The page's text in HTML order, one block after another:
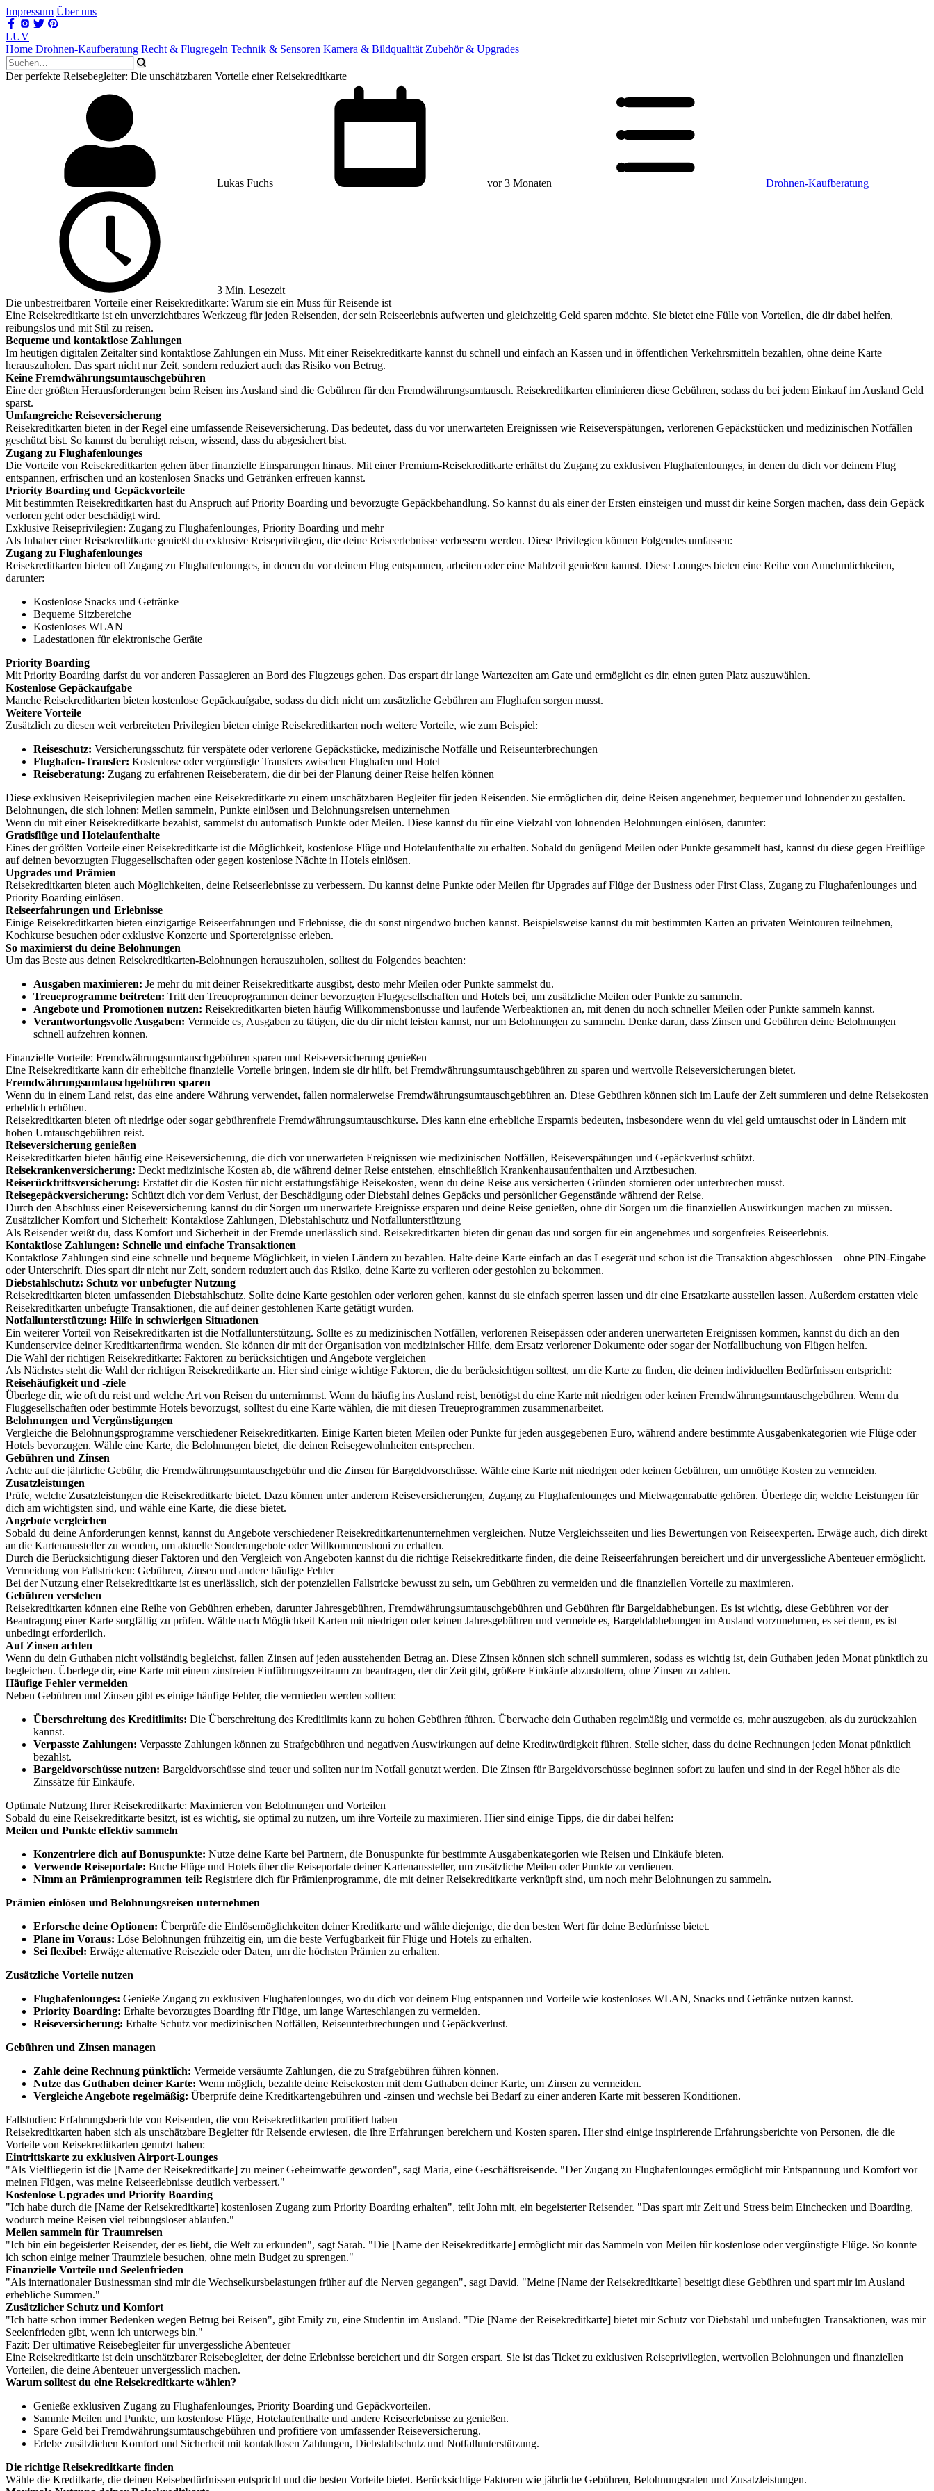
Impressum Über uns
LUV
Home Drohnen-Kaufberatung Recht & Flugregeln Technik & Sensoren Kamera & Bildqualität Zubehör & Upgrades
Der perfekte Reisebegleiter: Die unschätzbaren Vorteile einer Reisekreditkarte
Lukas Fuchs vor 3 Monaten Drohnen-Kaufberatung
3 Min. Lesezeit
Die unbestreitbaren Vorteile einer Reisekreditkarte: Warum sie ein Muss für Reisende ist
Eine Reisekreditkarte ist ein unverzichtbares Werkzeug für jeden Reisenden, der sein Reiseerlebnis aufwerten und gleichzeitig Geld sparen möchte. Sie bietet eine Fülle von Vorteilen, die dir dabei helfen,
reibungslos und mit Stil zu reisen.
Bequeme und kontaktlose Zahlungen
Im heutigen digitalen Zeitalter sind kontaktlose Zahlungen ein Muss. Mit einer Reisekreditkarte kannst du schnell und einfach an Kassen und in öffentlichen Verkehrsmitteln bezahlen, ohne deine Karte
herauszuholen. Das spart nicht nur Zeit, sondern reduziert auch das Risiko von Betrug.
Keine Fremdwährungsumtauschgebühren
Eine der größten Herausforderungen beim Reisen ins Ausland sind die Gebühren für den Fremdwährungsumtausch. Reisekreditkarten eliminieren diese Gebühren, sodass du bei jedem Einkauf im Ausland Geld
sparst.
Umfangreiche Reiseversicherung
Reisekreditkarten bieten in der Regel eine umfassende Reiseversicherung. Das bedeutet, dass du vor unerwarteten Ereignissen wie Reiseverspätungen, verlorenen Gepäckstücken und medizinischen Notfällen
geschützt bist. So kannst du beruhigt reisen, wissend, dass du abgesichert bist.
Zugang zu Flughafenlounges
Die Vorteile von Reisekreditkarten gehen über finanzielle Einsparungen hinaus. Mit einer Premium-Reisekreditkarte erhältst du Zugang zu exklusiven Flughafenlounges, in denen du dich vor deinem Flug
entspannen, erfrischen und an kostenlosen Snacks und Getränken erfreuen kannst.
Priority Boarding und Gepäckvorteile
Mit bestimmten Reisekreditkarten hast du Anspruch auf Priority Boarding und bevorzugte Gepäckbehandlung. So kannst du als einer der Ersten einsteigen und musst dir keine Sorgen machen, dass dein Gepäck
verloren geht oder beschädigt wird.
Exklusive Reiseprivilegien: Zugang zu Flughafenlounges, Priority Boarding und mehr
Als Inhaber einer Reisekreditkarte genießt du exklusive Reiseprivilegien, die deine Reiseerlebnisse verbessern werden. Diese Privilegien können Folgendes umfassen:
Zugang zu Flughafenlounges
Reisekreditkarten bieten oft Zugang zu Flughafenlounges, in denen du vor deinem Flug entspannen, arbeiten oder eine Mahlzeit genießen kannst. Diese Lounges bieten eine Reihe von Annehmlichkeiten,
darunter:
Kostenlose Snacks und Getränke
Bequeme Sitzbereiche
Kostenloses WLAN
Ladestationen für elektronische Geräte
Priority Boarding
Mit Priority Boarding darfst du vor anderen Passagieren an Bord des Flugzeugs gehen. Das erspart dir lange Wartezeiten am Gate und ermöglicht es dir, einen guten Platz auszuwählen.
Kostenlose Gepäckaufgabe
Manche Reisekreditkarten bieten kostenlose Gepäckaufgabe, sodass du dich nicht um zusätzliche Gebühren am Flughafen sorgen musst.
Weitere Vorteile
Zusätzlich zu diesen weit verbreiteten Privilegien bieten einige Reisekreditkarten noch weitere Vorteile, wie zum Beispiel:
Reiseschutz: Versicherungsschutz für verspätete oder verlorene Gepäckstücke, medizinische Notfälle und Reiseunterbrechungen
Flughafen-Transfer: Kostenlose oder vergünstigte Transfers zwischen Flughafen und Hotel
Reiseberatung: Zugang zu erfahrenen Reiseberatern, die dir bei der Planung deiner Reise helfen können
Diese exklusiven Reiseprivilegien machen eine Reisekreditkarte zu einem unschätzbaren Begleiter für jeden Reisenden. Sie ermöglichen dir, deine Reisen angenehmer, bequemer und lohnender zu gestalten.
Belohnungen, die sich lohnen: Meilen sammeln, Punkte einlösen und Belohnungsreisen unternehmen
Wenn du mit einer Reisekreditkarte bezahlst, sammelst du automatisch Punkte oder Meilen. Diese kannst du für eine Vielzahl von lohnenden Belohnungen einlösen, darunter:
Gratisflüge und Hotelaufenthalte
Eines der größten Vorteile einer Reisekreditkarte ist die Möglichkeit, kostenlose Flüge und Hotelaufenthalte zu erhalten. Sobald du genügend Meilen oder Punkte gesammelt hast, kannst du diese gegen Freiflüge
auf deinen bevorzugten Fluggesellschaften oder gegen kostenlose Nächte in Hotels einlösen.
Upgrades und Prämien
Reisekreditkarten bieten auch Möglichkeiten, deine Reiseerlebnisse zu verbessern. Du kannst deine Punkte oder Meilen für Upgrades auf Flüge der Business oder First Class, Zugang zu Flughafenlounges und
Priority Boarding einlösen.
Reiseerfahrungen und Erlebnisse
Einige Reisekreditkarten bieten einzigartige Reiseerfahrungen und Erlebnisse, die du sonst nirgendwo buchen kannst. Beispielsweise kannst du mit bestimmten Karten an privaten Weintouren teilnehmen,
Kochkurse besuchen oder exklusive Konzerte und Sportereignisse erleben.
So maximierst du deine Belohnungen
Um das Beste aus deinen Reisekreditkarten-Belohnungen herauszuholen, solltest du Folgendes beachten:
Ausgaben maximieren: Je mehr du mit deiner Reisekreditkarte ausgibst, desto mehr Meilen oder Punkte sammelst du.
Treueprogramme beitreten: Tritt den Treueprogrammen deiner bevorzugten Fluggesellschaften und Hotels bei, um zusätzliche Meilen oder Punkte zu sammeln.
Angebote und Promotionen nutzen: Reisekreditkarten bieten häufig Willkommensbonusse und laufende Werbeaktionen an, mit denen du noch schneller Meilen oder Punkte sammeln kannst.
Verantwortungsvolle Ausgaben: Vermeide es, Ausgaben zu tätigen, die du dir nicht leisten kannst, nur um Belohnungen zu sammeln. Denke daran, dass Zinsen und Gebühren deine Belohnungen
schnell aufzehren können.
Finanzielle Vorteile: Fremdwährungsumtauschgebühren sparen und Reiseversicherung genießen
Eine Reisekreditkarte kann dir erhebliche finanzielle Vorteile bringen, indem sie dir hilft, bei Fremdwährungsumtauschgebühren zu sparen und wertvolle Reiseversicherungen bietet.
Fremdwährungsumtauschgebühren sparen
Wenn du in einem Land reist, das eine andere Währung verwendet, fallen normalerweise Fremdwährungsumtauschgebühren an. Diese Gebühren können sich im Laufe der Zeit summieren und deine Reisekosten
erheblich erhöhen.
Reisekreditkarten bieten oft niedrige oder sogar gebührenfreie Fremdwährungsumtauschkurse. Dies kann eine erhebliche Ersparnis bedeuten, insbesondere wenn du viel geld umtauschst oder in Ländern mit
hohen Umtauschgebühren reist.
Reiseversicherung genießen
Reisekreditkarten bieten häufig eine Reiseversicherung, die dich vor unerwarteten Ereignissen wie medizinischen Notfällen, Reiseverspätungen und Gepäckverlust schützt.
Reisekrankenversicherung: Deckt medizinische Kosten ab, die während deiner Reise entstehen, einschließlich Krankenhausaufenthalten und Arztbesuchen.
Reiserücktrittsversicherung: Erstattet dir die Kosten für nicht erstattungsfähige Reisekosten, wenn du deine Reise aus versicherten Gründen stornieren oder unterbrechen musst.
Reisegepäckversicherung: Schützt dich vor dem Verlust, der Beschädigung oder Diebstahl deines Gepäcks und persönlicher Gegenstände während der Reise.
Durch den Abschluss einer Reiseversicherung kannst du dir Sorgen um unerwartete Ereignisse ersparen und deine Reise genießen, ohne dir Sorgen um die finanziellen Auswirkungen machen zu müssen.
Zusätzlicher Komfort und Sicherheit: Kontaktlose Zahlungen, Diebstahlschutz und Notfallunterstützung
Als Reisender weißt du, dass Komfort und Sicherheit in der Fremde unerlässlich sind. Reisekreditkarten bieten dir genau das und sorgen für ein angenehmes und sorgenfreies Reiseerlebnis.
Kontaktlose Zahlungen: Schnelle und einfache Transaktionen
Kontaktlose Zahlungen sind eine schnelle und bequeme Möglichkeit, in vielen Ländern zu bezahlen. Halte deine Karte einfach an das Lesegerät und schon ist die Transaktion abgeschlossen – ohne PIN-Eingabe
oder Unterschrift. Dies spart dir nicht nur Zeit, sondern reduziert auch das Risiko, deine Karte zu verlieren oder gestohlen zu bekommen.
Diebstahlschutz: Schutz vor unbefugter Nutzung
Reisekreditkarten bieten umfassenden Diebstahlschutz. Sollte deine Karte gestohlen oder verloren gehen, kannst du sie einfach sperren lassen und dir eine Ersatzkarte ausstellen lassen. Außerdem erstatten viele
Reisekreditkarten unbefugte Transaktionen, die auf deiner gestohlenen Karte getätigt wurden.
Notfallunterstützung: Hilfe in schwierigen Situationen
Ein weiterer Vorteil von Reisekreditkarten ist die Notfallunterstützung. Sollte es zu medizinischen Notfällen, verlorenen Reisepässen oder anderen unerwarteten Ereignissen kommen, kannst du dich an den
Kundenservice deiner Kreditkartenfirma wenden. Sie können dir mit der Organisation von medizinischer Hilfe, dem Ersatz verlorener Dokumente oder sogar der Notfallbuchung von Flügen helfen.
Die Wahl der richtigen Reisekreditkarte: Faktoren zu berücksichtigen und Angebote vergleichen
Als Nächstes steht die Wahl der richtigen Reisekreditkarte an. Hier sind einige wichtige Faktoren, die du berücksichtigen solltest, um die Karte zu finden, die deinen individuellen Bedürfnissen entspricht:
Reisehäufigkeit und -ziele
Überlege dir, wie oft du reist und welche Art von Reisen du unternimmst. Wenn du häufig ins Ausland reist, benötigst du eine Karte mit niedrigen oder keinen Fremdwährungsumtauschgebühren. Wenn du
Fluggesellschaften oder bestimmte Hotels bevorzugst, solltest du eine Karte wählen, die mit diesen Treueprogrammen zusammenarbeitet.
Belohnungen und Vergünstigungen
Vergleiche die Belohnungsprogramme verschiedener Reisekreditkarten. Einige Karten bieten Meilen oder Punkte für jeden ausgegebenen Euro, während andere bestimmte Ausgabenkategorien wie Flüge oder
Hotels bevorzugen. Wähle eine Karte, die Belohnungen bietet, die deinen Reisegewohnheiten entsprechen.
Gebühren und Zinsen
Achte auf die jährliche Gebühr, die Fremdwährungsumtauschgebühr und die Zinsen für Bargeldvorschüsse. Wähle eine Karte mit niedrigen oder keinen Gebühren, um unnötige Kosten zu vermeiden.
Zusatzleistungen
Prüfe, welche Zusatzleistungen die Reisekreditkarte bietet. Dazu können unter anderem Reiseversicherungen, Zugang zu Flughafenlounges und Mietwagenrabatte gehören. Überlege dir, welche Leistungen für
dich am wichtigsten sind, und wähle eine Karte, die diese bietet.
Angebote vergleichen
Sobald du deine Anforderungen kennst, kannst du Angebote verschiedener Reisekreditkartenunternehmen vergleichen. Nutze Vergleichsseiten und lies Bewertungen von Reiseexperten. Erwäge auch, dich direkt
an die Kartenaussteller zu wenden, um aktuelle Sonderangebote oder Willkommensboni zu erhalten.
Durch die Berücksichtigung dieser Faktoren und den Vergleich von Angeboten kannst du die richtige Reisekreditkarte finden, die deine Reiseerfahrungen bereichert und dir unvergessliche Abenteuer ermöglicht.
Vermeidung von Fallstricken: Gebühren, Zinsen und andere häufige Fehler
Bei der Nutzung einer Reisekreditkarte ist es unerlässlich, sich der potenziellen Fallstricke bewusst zu sein, um Gebühren zu vermeiden und die finanziellen Vorteile zu maximieren.
Gebühren verstehen
Reisekreditkarten können eine Reihe von Gebühren erheben, darunter Jahresgebühren, Fremdwährungsumtauschgebühren und Gebühren für Bargeldabhebungen. Es ist wichtig, diese Gebühren vor der
Beantragung einer Karte sorgfältig zu prüfen. Wähle nach Möglichkeit Karten mit niedrigen oder keinen Jahresgebühren und vermeide es, Bargeldabhebungen im Ausland vorzunehmen, es sei denn, es ist
unbedingt erforderlich.
Auf Zinsen achten
Wenn du dein Guthaben nicht vollständig begleichst, fallen Zinsen auf jeden ausstehenden Betrag an. Diese Zinsen können sich schnell summieren, sodass es wichtig ist, dein Guthaben jeden Monat pünktlich zu
begleichen. Überlege dir, eine Karte mit einem zinsfreien Einführungszeitraum zu beantragen, der dir Zeit gibt, größere Einkäufe abzustottern, ohne Zinsen zu zahlen.
Häufige Fehler vermeiden
Neben Gebühren und Zinsen gibt es einige häufige Fehler, die vermieden werden sollten:
Überschreitung des Kreditlimits: Die Überschreitung des Kreditlimits kann zu hohen Gebühren führen. Überwache dein Guthaben regelmäßig und vermeide es, mehr auszugeben, als du zurückzahlen
kannst.
Verpasste Zahlungen: Verpasste Zahlungen können zu Strafgebühren und negativen Auswirkungen auf deine Kreditwürdigkeit führen. Stelle sicher, dass du deine Rechnungen jeden Monat pünktlich
bezahlst.
Bargeldvorschüsse nutzen: Bargeldvorschüsse sind teuer und sollten nur im Notfall genutzt werden. Die Zinsen für Bargeldvorschüsse beginnen sofort zu laufen und sind in der Regel höher als die
Zinssätze für Einkäufe.
Optimale Nutzung Ihrer Reisekreditkarte: Maximieren von Belohnungen und Vorteilen
Sobald du eine Reisekreditkarte besitzt, ist es wichtig, sie optimal zu nutzen, um ihre Vorteile zu maximieren. Hier sind einige Tipps, die dir dabei helfen:
Meilen und Punkte effektiv sammeln
Konzentriere dich auf Bonuspunkte: Nutze deine Karte bei Partnern, die Bonuspunkte für bestimmte Ausgabenkategorien wie Reisen und Einkäufe bieten.
Verwende Reiseportale: Buche Flüge und Hotels über die Reiseportale deiner Kartenaussteller, um zusätzliche Meilen oder Punkte zu verdienen.
Nimm an Prämienprogrammen teil: Registriere dich für Prämienprogramme, die mit deiner Reisekreditkarte verknüpft sind, um noch mehr Belohnungen zu sammeln.
Prämien einlösen und Belohnungsreisen unternehmen
Erforsche deine Optionen: Überprüfe die Einlösemöglichkeiten deiner Kreditkarte und wähle diejenige, die den besten Wert für deine Bedürfnisse bietet.
Plane im Voraus: Löse Belohnungen frühzeitig ein, um die beste Verfügbarkeit für Flüge und Hotels zu erhalten.
Sei flexibel: Erwäge alternative Reiseziele oder Daten, um die höchsten Prämien zu erhalten.
Zusätzliche Vorteile nutzen
Flughafenlounges: Genieße Zugang zu exklusiven Flughafenlounges, wo du dich vor deinem Flug entspannen und Vorteile wie kostenloses WLAN, Snacks und Getränke nutzen kannst.
Priority Boarding: Erhalte bevorzugtes Boarding für Flüge, um lange Warteschlangen zu vermeiden.
Reiseversicherung: Erhalte Schutz vor medizinischen Notfällen, Reiseunterbrechungen und Gepäckverlust.
Gebühren und Zinsen managen
Zahle deine Rechnung pünktlich: Vermeide versäumte Zahlungen, die zu Strafgebühren führen können.
Nutze das Guthaben deiner Karte: Wenn möglich, bezahle deine Reisekosten mit dem Guthaben deiner Karte, um Zinsen zu vermeiden.
Vergleiche Angebote regelmäßig: Überprüfe deine Kreditkartengebühren und -zinsen und wechsle bei Bedarf zu einer anderen Karte mit besseren Konditionen.
Fallstudien: Erfahrungsberichte von Reisenden, die von Reisekreditkarten profitiert haben
Reisekreditkarten haben sich als unschätzbare Begleiter für Reisende erwiesen, die ihre Erfahrungen bereichern und Kosten sparen. Hier sind einige inspirierende Erfahrungsberichte von Personen, die die
Vorteile von Reisekreditkarten genutzt haben:
Eintrittskarte zu exklusiven Airport-Lounges
"Als Vielfliegerin ist die [Name der Reisekreditkarte] zu meiner Geheimwaffe geworden", sagt Maria, eine Geschäftsreisende. "Der Zugang zu Flughafenlounges ermöglicht mir Entspannung und Komfort vor
meinen Flügen, was meine Reiseerlebnisse deutlich verbessert."
Kostenlose Upgrades und Priority Boarding
"Ich habe durch die [Name der Reisekreditkarte] kostenlosen Zugang zum Priority Boarding erhalten", teilt John mit, ein begeisterter Reisender. "Das spart mir Zeit und Stress beim Einchecken und Boarding,
wodurch meine Reisen viel reibungsloser ablaufen."
Meilen sammeln für Traumreisen
"Ich bin ein begeisterter Reisender, der es liebt, die Welt zu erkunden", sagt Sarah. "Die [Name der Reisekreditkarte] ermöglicht mir das Sammeln von Meilen für kostenlose oder vergünstigte Flüge. So konnte
ich schon einige meiner Traumziele besuchen, ohne mein Budget zu sprengen."
Finanzielle Vorteile und Seelenfrieden
"Als internationaler Businessman sind mir die Wechselkursbelastungen früher auf die Nerven gegangen", sagt David. "Meine [Name der Reisekreditkarte] beseitigt diese Gebühren und spart mir im Ausland
erhebliche Summen."
Zusätzlicher Schutz und Komfort
"Ich hatte schon immer Bedenken wegen Betrug bei Reisen", gibt Emily zu, eine Studentin im Ausland. "Die [Name der Reisekreditkarte] bietet mir Schutz vor Diebstahl und unbefugten Transaktionen, was mir
Seelenfrieden gibt, wenn ich unterwegs bin."
Fazit: Der ultimative Reisebegleiter für unvergessliche Abenteuer
Eine Reisekreditkarte ist dein unschätzbarer Reisebegleiter, der deine Erlebnisse bereichert und dir Sorgen erspart. Sie ist das Ticket zu exklusiven Reiseprivilegien, wertvollen Belohnungen und finanziellen
Vorteilen, die deine Abenteuer unvergesslich machen.
Warum solltest du eine Reisekreditkarte wählen?
Genieße exklusiven Zugang zu Flughafenlounges, Priority Boarding und Gepäckvorteilen.
Sammle Meilen und Punkte, um kostenlose Flüge, Hotelaufenthalte und andere Reiseerlebnisse zu genießen.
Spare Geld bei Fremdwährungsumtauschgebühren und profitiere von umfassender Reiseversicherung.
Erlebe zusätzlichen Komfort und Sicherheit mit kontaktlosen Zahlungen, Diebstahlschutz und Notfallunterstützung.
Die richtige Reisekreditkarte finden
Wähle die Kreditkarte, die deinen Reisebedürfnissen entspricht und die besten Vorteile bietet. Berücksichtige Faktoren wie jährliche Gebühren, Belohnungsraten und Zusatzleistungen.